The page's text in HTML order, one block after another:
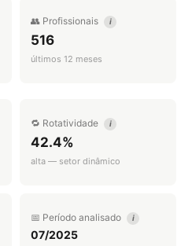
👥 Profissionais i
516
últimos 12 meses
🔁 Rotatividade i
42.4%
alta — setor dinâmico
📅 Período analisado i
07/2025